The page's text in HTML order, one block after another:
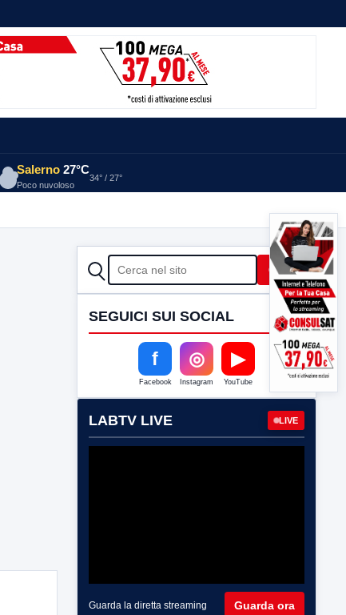
Salerno 27°C
Poco nuvoloso
34° / 27°
CERCA Cerca
SEGUICI SUI SOCIAL
f
Facebook
◎
Instagram
▶
YouTube
LABTV LIVE LIVE
Guarda la diretta streaming Guarda ora